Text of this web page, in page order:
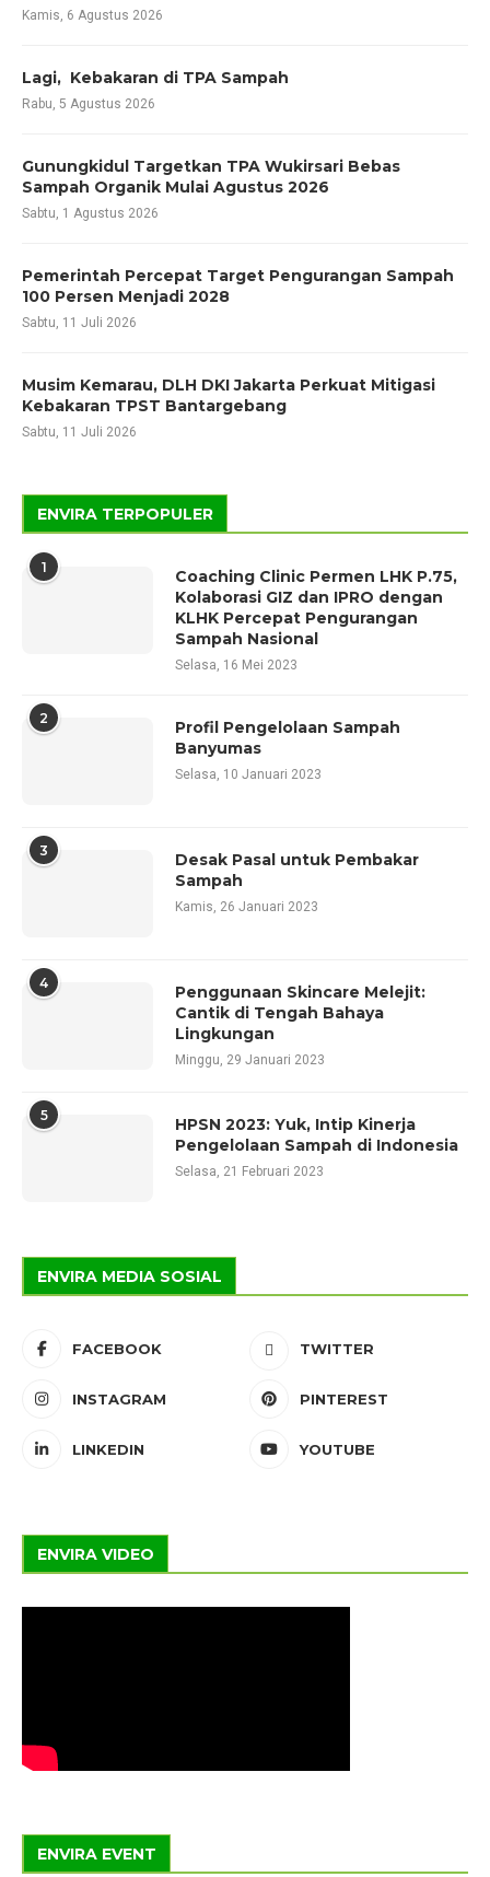
Kamis, 6 Agustus 2026
Lagi, Kebakaran di TPA Sampah
Rabu, 5 Agustus 2026
Gunungkidul Targetkan TPA Wukirsari Bebas
Sampah Organik Mulai Agustus 2026
Sabtu, 1 Agustus 2026
Pemerintah Percepat Target Pengurangan Sampah
100 Persen Menjadi 2028
Sabtu, 11 Juli 2026
Musim Kemarau, DLH DKI Jakarta Perkuat Mitigasi
Kebakaran TPST Bantargebang
Sabtu, 11 Juli 2026
ENVIRA TERPOPULER
1
Coaching Clinic Permen LHK P.75,
Kolaborasi GIZ dan IPRO dengan
KLHK Percepat Pengurangan
Sampah Nasional
Selasa, 16 Mei 2023
2
Profil Pengelolaan Sampah
Banyumas
Selasa, 10 Januari 2023
3
Desak Pasal untuk Pembakar
Sampah
Kamis, 26 Januari 2023
4
Penggunaan Skincare Melejit:
Cantik di Tengah Bahaya
Lingkungan
Minggu, 29 Januari 2023
5
HPSN 2023: Yuk, Intip Kinerja
Pengelolaan Sampah di Indonesia
Selasa, 21 Februari 2023
ENVIRA MEDIA SOSIAL
FACEBOOK TWITTER
INSTAGRAM PINTEREST
LINKEDIN YOUTUBE
ENVIRA VIDEO
ENVIRA EVENT